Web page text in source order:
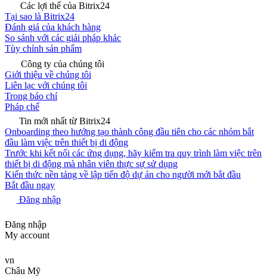
Các lợi thế của Bitrix24
Tại sao là Bitrix24
Đánh giá của khách hàng
So sánh với các giải pháp khác
Tùy chỉnh sản phẩm
Công ty của chúng tôi
Giới thiệu về chúng tôi
Liên lạc với chúng tôi
Trong báo chí
Pháp chế
Tin mới nhất từ Bitrix24
Onboarding theo hướng tạo thành công đầu tiên cho các nhóm bắt
đầu làm việc trên thiết bị di động
Trước khi kết nối các ứng dụng, hãy kiểm tra quy trình làm việc trên
thiết bị di động mà nhân viên thực sự sử dụng
Kiến thức nền tảng về lập tiến độ dự án cho người mới bắt đầu
Bắt đầu ngay
Đăng nhập
Đăng nhập
My account
vn
Châu Mỹ